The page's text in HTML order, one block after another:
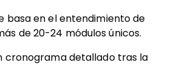
basa en el entendimiento de
de 20-24 módulos únicos.
cronograma detallado tras la